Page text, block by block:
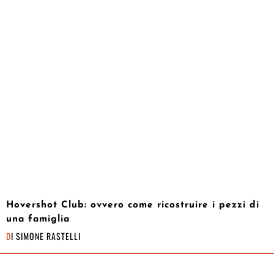
Hovershot Club: ovvero come ricostruire i pezzi di
una famiglia
DI SIMONE RASTELLI